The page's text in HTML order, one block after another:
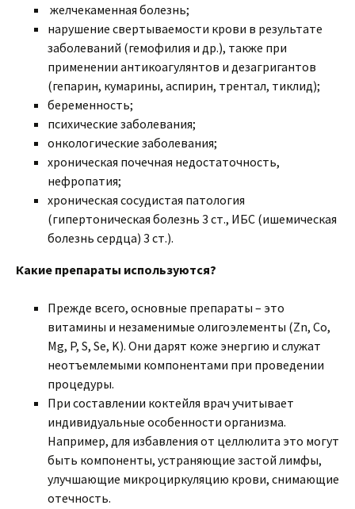
желчекаменная болезнь;
нарушение свертываемости крови в результате
заболеваний (гемофилия и др.), также при
применении антикоагулянтов и дезагригантов
(гепарин, кумарины, аспирин, трентал, тиклид);
беременность;
психические заболевания;
онкологические заболевания;
хроническая почечная недостаточность,
нефропатия;
хроническая сосудистая патология
(гипертоническая болезнь 3 ст., ИБС (ишемическая
болезнь сердца) 3 ст.).
Какие препараты используются?
Прежде всего, основные препараты – это
витамины и незаменимые олигоэлементы (Zn, Co,
Mg, P, S, Se, K). Они дарят коже энергию и служат
неотъемлемыми компонентами при проведении
процедуры.
При составлении коктейля врач учитывает
индивидуальные особенности организма.
Например, для избавления от целлюлита это могут
быть компоненты, устраняющие застой лимфы,
улучшающие микроциркуляцию крови, снимающие
отечность.